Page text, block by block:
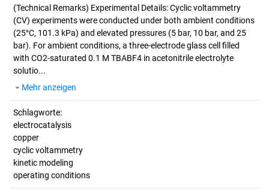
(Technical Remarks) Experimental Details: Cyclic voltammetry
(CV) experiments were conducted under both ambient conditions
(25°C, 101.3 kPa) and elevated pressures (5 bar, 10 bar, and 25
bar). For ambient conditions, a three-electrode glass cell filled
with CO2-saturated 0.1 M TBABF4 in acetonitrile electrolyte
solutio...
Mehr anzeigen
Schlagworte:
electrocatalysis
copper
cyclic voltammetry
kinetic modeling
operating conditions